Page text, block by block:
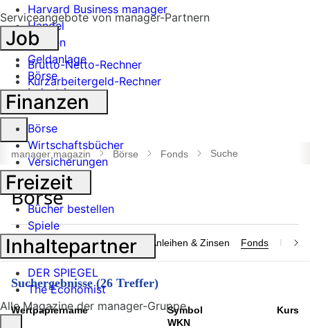
Harvard Business manager
Handel
Banken
Geldanlage
Börse
Industrie
Suche
öffnen
manager magazin Börse Fonds Suche
Märkte Aktien & Indizes Anleihen & Zinsen Fonds
Suchergebnisse (26 Treffer)
Wert­papier­name
Symbol
WKN
Kurs
Serviceangebote von manager-Partnern
Job
Brutto-Netto-Rechner
Kurzarbeitergeld-Rechner
Finanzen
Börse
Wirtschaftsbücher
Versicherungen
Freizeit
Bücher bestellen
Spiele
Inhaltepartner
DER SPIEGEL
The Economist
Alle Magazine der manager-Gruppe